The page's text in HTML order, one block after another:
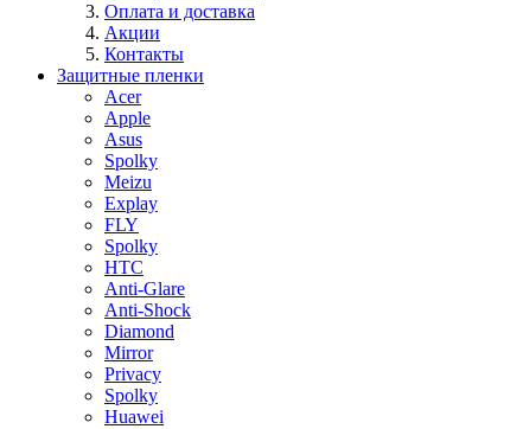
Оплата и доставка
Акции
Контакты
Защитные пленки
Acer
Apple
Asus
Spolky
Meizu
Explay
FLY
Spolky
HTC
Anti-Glare
Anti-Shock
Diamond
Mirror
Privacy
Spolky
Huawei